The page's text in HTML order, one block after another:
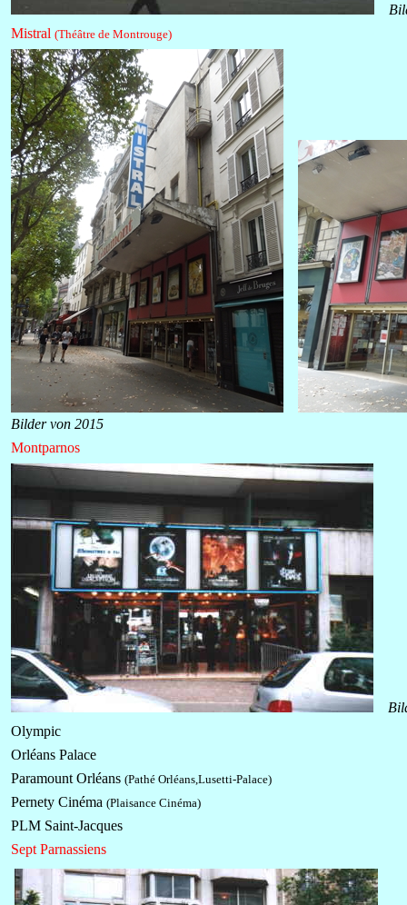
Mistral (Théâtre de Montrouge)
Bilder von 2015
Montparnos
Olympic
Orléans Palace
Paramount Orléans (Pathé Orléans,Lusetti-Palace)
Pernety Cinéma (Plaisance Cinéma)
PLM Saint-Jacques
Sept Parnassiens